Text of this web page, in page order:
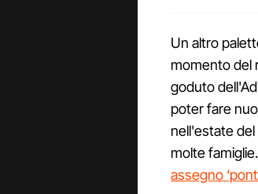
Un altro
momento del
goduto
poter fare
nell'estate
molte
assegno